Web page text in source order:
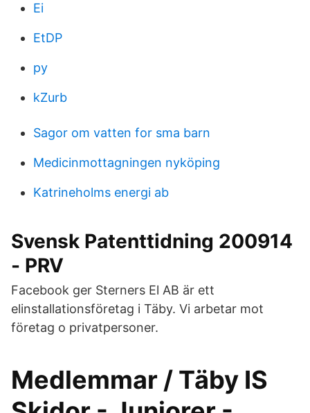
Ei
EtDP
py
kZurb
Sagor om vatten for sma barn
Medicinmottagningen nyköping
Katrineholms energi ab
Svensk Patenttidning 200914
- PRV
Facebook ger Sterners El AB är ett
elinstallationsföretag i Täby. Vi arbetar mot
företag o privatpersoner.
Medlemmar / Täby IS